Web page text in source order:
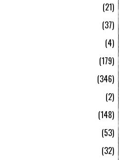
21
37
4
179
346
2
148
53
32